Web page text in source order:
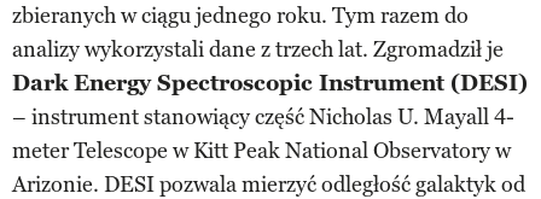
zbieranych w ciągu jednego roku. Tym razem do
analizy wykorzystali dane z trzech lat. Zgromadził je
Dark Energy Spectroscopic Instrument (DESI)
– instrument stanowiący część Nicholas U. Mayall 4-
meter Telescope w Kitt Peak National Observatory w
Arizonie. DESI pozwala mierzyć odległość galaktyk od